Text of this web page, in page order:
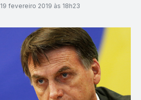
19 fevereiro 2019 às 18h23